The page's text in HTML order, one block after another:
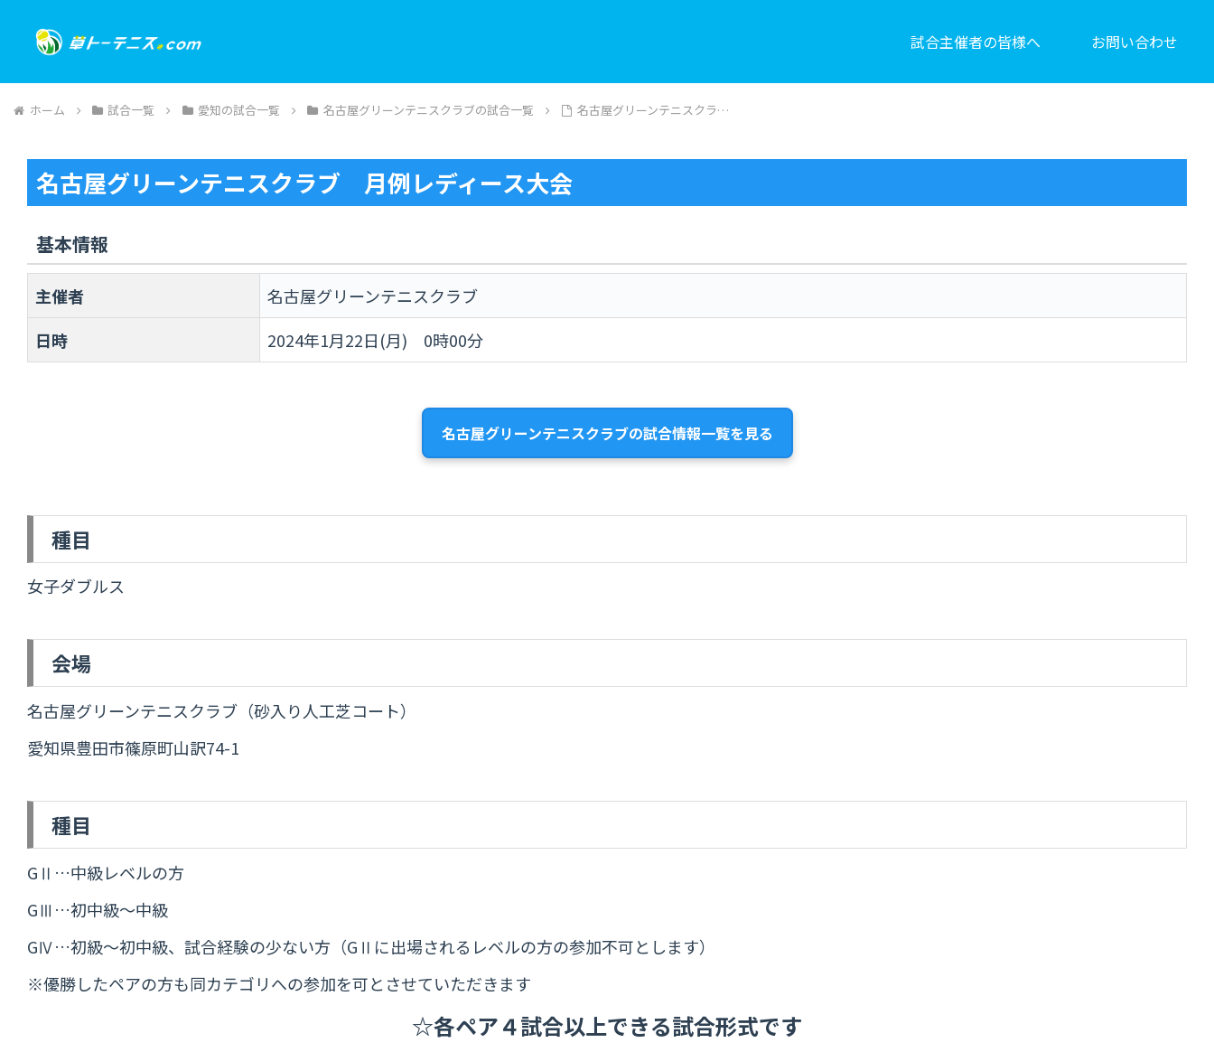
試合主催者の皆様へ お問い合わせ
ホーム 試合一覧 愛知の試合一覧 名古屋グリーンテニスクラブの試合一覧 名古屋グリーンテニスクラ…
名古屋グリーンテニスクラブ 月例レディース大会
基本情報
主催者
名古屋グリーンテニスクラブ
日時
2024年1月22日(月) 0時00分
名古屋グリーンテニスクラブの試合情報一覧を見る
種目
女子ダブルス
会場
名古屋グリーンテニスクラブ（砂入り人工芝コート）
愛知県豊田市篠原町山訳74-1
種目
GⅡ…中級レベルの方
GⅢ…初中級～中級
GⅣ…初級～初中級、試合経験の少ない方（GⅡに出場されるレベルの方の参加不可とします）
※優勝したペアの方も同カテゴリへの参加を可とさせていただきます
☆各ペア４試合以上できる試合形式です